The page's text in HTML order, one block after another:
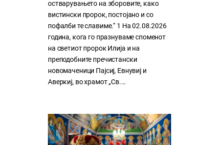
остварувањето на зборовите, како
вистински пророк, постојано и со
пофалби те славиме.“ 1 На 02.08.2026
година, кога го празнуваме споменот
на светиот пророк Илија и на
преподобните пречистански
новомаченици Пајсиј, Евнувиј и
Аверкиј, во храмот „Св.…